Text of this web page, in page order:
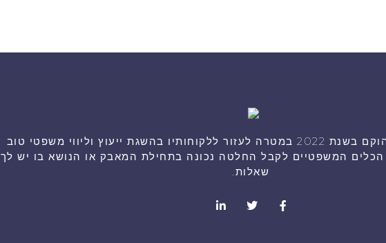
היועץ המשפטי שלך הוקם בשנת 2022 במטרה לעזור ללקוחותיו בהשגת ייעוץ וליווי משפטי טוב
הכלים המשפטיים לקבל החלטה נכונה בתחילת המאבק או הנושא בו יש לך
שאלות.